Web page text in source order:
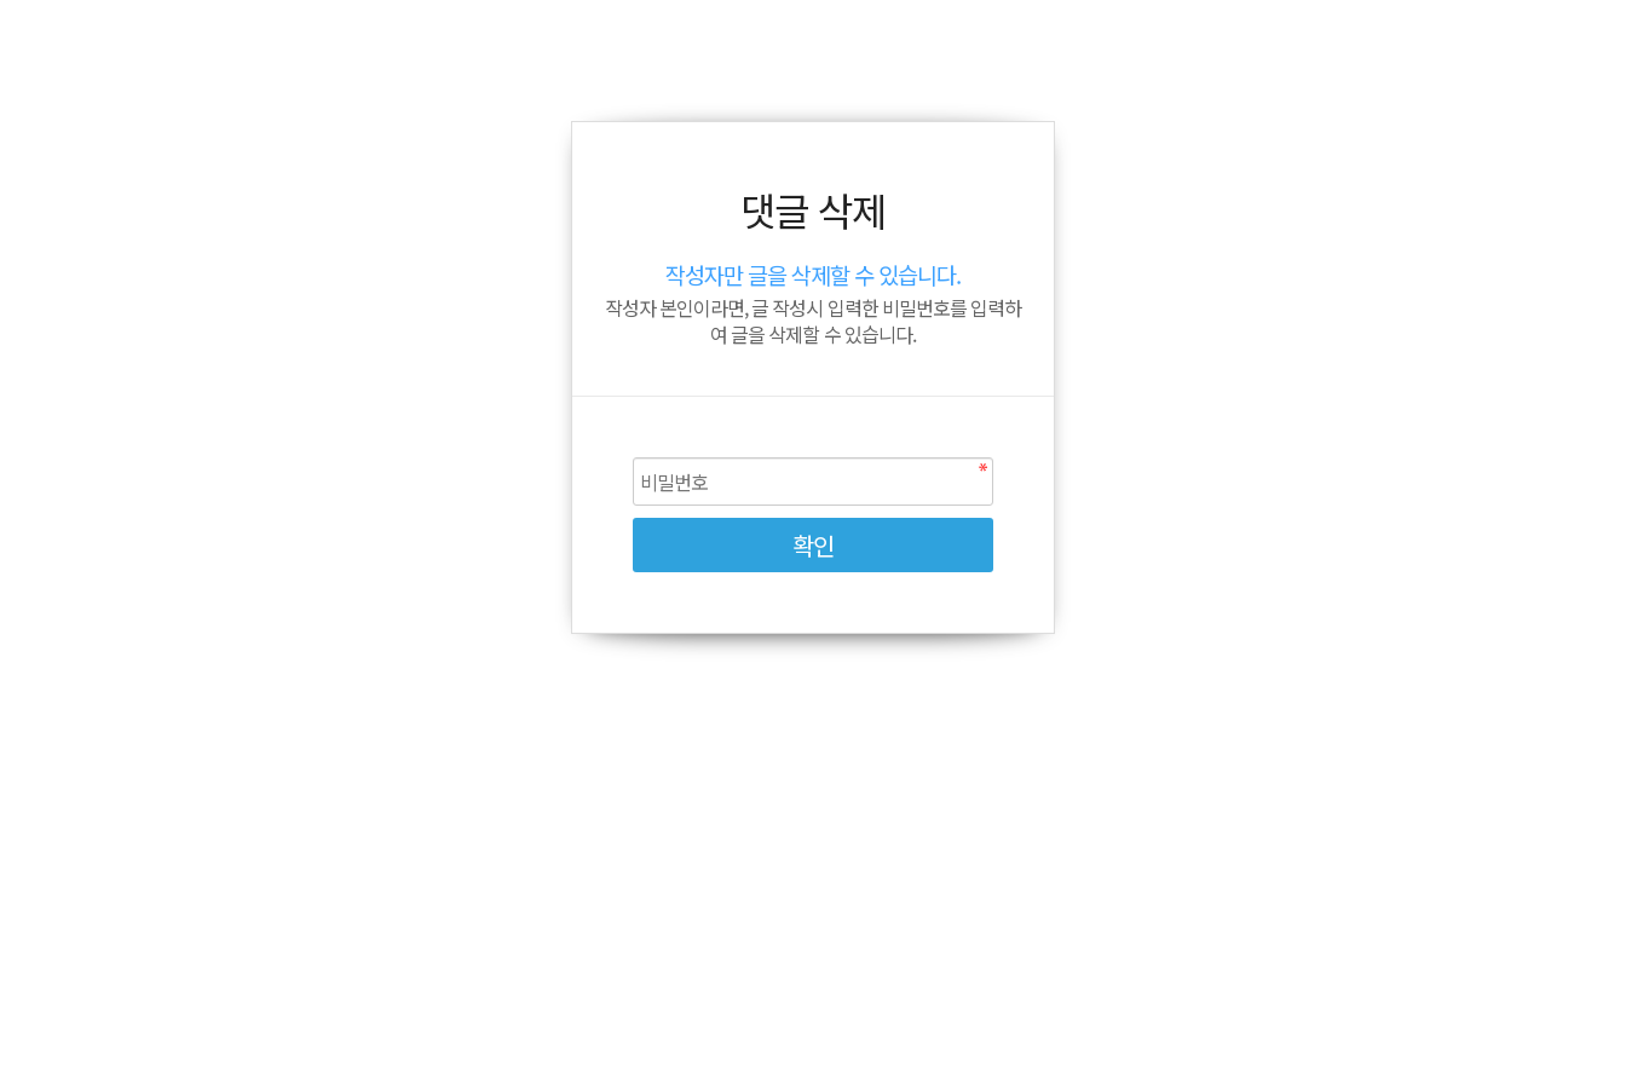
댓글 삭제
작성자만 글을 삭제할 수 있습니다.
작성자 본인이라면, 글 작성시 입력한 비밀번호를 입력하
여 글을 삭제할 수 있습니다.